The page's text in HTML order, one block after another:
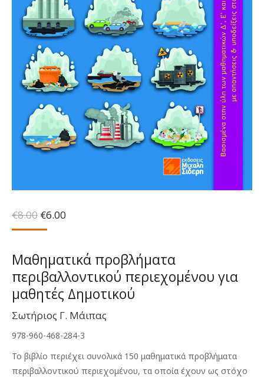
€8.00 Original
price
€8.00.
€6.00
είναι:
€6.00.
Μαθηματικά προβλήματα
περιβαλλοντικού περιεχομένου για
μαθητές Δημοτικού
Σωτήριος Γ. Μάιπας
978-960-468-284-3
Το βιβλίο περιέχει συνολικά 150 μαθηματικά προβλήματα
περιβαλλοντικού περι­εχομένου, τα οποία έχουν ως στόχο